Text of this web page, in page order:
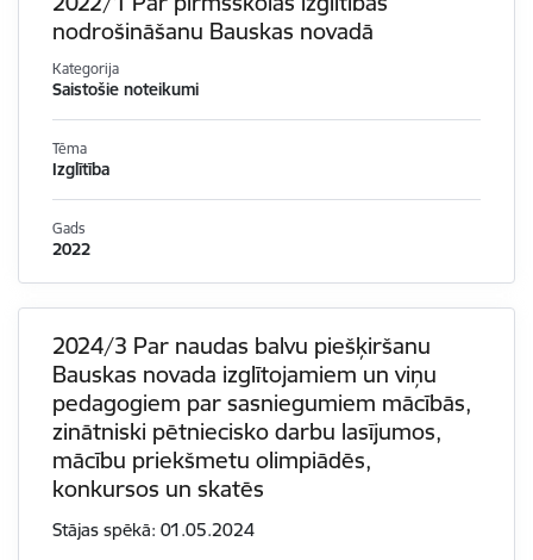
nodrošināšanu Bauskas novadā
Kategorija
Saistošie noteikumi
Tēma
Izglītība
Gads
2022
2024/3 Par naudas balvu piešķiršanu
Bauskas novada izglītojamiem un viņu
pedagogiem par sasniegumiem mācībās,
zinātniski pētniecisko darbu lasījumos,
mācību priekšmetu olimpiādēs,
konkursos un skatēs
Stājas spēkā: 01.05.2024